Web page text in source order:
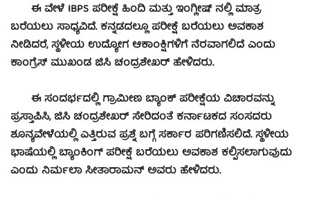
ಈ ವೇಳೆ IBPS ಪರೀಕ್ಷೆ ಹಿಂದಿ ಮತ್ತು ಇಂಗ್ಲೀಷ್ ನಲ್ಲಿ ಮಾತ್ರ
ಬರೆಯಲು ಸಾಧ್ಯವಿದೆ. ಕನ್ನಡದಲ್ಲೂ ಪರೀಕ್ಷೆ ಬರೆಯಲು ಅವಕಾಶ
ನೀಡಿದರೆ, ಸ್ಥಳೀಯ ಉದ್ಯೋಗ ಆಕಾಂಕ್ಷಿಗಳಿಗೆ ನೆರವಾಗಲಿದೆ ಎಂದು
ಕಾಂಗ್ರೆಸ್ ಮುಖಂಡ ಜಿಸಿ ಚಂದ್ರಶೇಖರ್ ಹೇಳಿದರು.
ಈ ಸಂದರ್ಭದಲ್ಲಿ ಗ್ರಾಮೀಣ ಬ್ಯಾಂಕ್ ಪರೀಕ್ಷೆಯ ವಿಚಾರವನ್ನು
ಪ್ರಸ್ತಾಪಿಸಿ, ಜಿಸಿ ಚಂದ್ರಶೇಖರ್ ಸೇರಿದಂತೆ ಕರ್ನಾಟಕದ ಸಂಸದರು
ಶೂನ್ಯವೇಳೆಯಲ್ಲಿ ಎತ್ತಿರುವ ಪ್ರಶ್ನೆ ಬಗ್ಗೆ ಸರ್ಕಾರ ಪರಿಗಣಿಸಲಿದೆ. ಸ್ಥಳೀಯ
ಭಾಷೆಯಲ್ಲಿ ಬ್ಯಾಂಕಿಂಗ್ ಪರೀಕ್ಷೆ ಬರೆಯಲು ಅವಕಾಶ ಕಲ್ಪಿಸಲಾಗುವುದು
ಎಂದು ನಿರ್ಮಲಾ ಸೀತಾರಾಮನ್ ಅವರು ಹೇಳಿದರು.